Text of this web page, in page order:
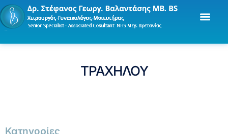
ΤΡΑΧΗΛΟΥ
Κατηγορίες